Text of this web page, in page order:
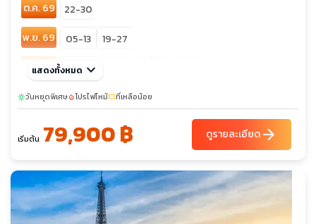
ต.ค. 69
22-30
พ.ย. 69
05-13
19-27
ธ.ค. 69
03-11 sunny
แสดงทั้งหมด keyboard_arrow_down
sunnyวันหยุดพิเศษlocal_fire_departmentโปรไฟไหม้confirmation_numberที่เหลือน้อย
เริ่มต้น 79,900 ฿ ดูรายละเอียดarrow_forward